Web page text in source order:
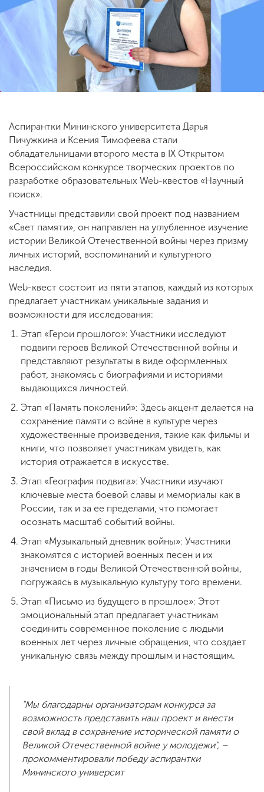
SPN CHI
Аспирантки Мининского университета Дарья
Пичужкина и Ксения Тимофеева стали
обладательницами второго места в IX Открытом
Всероссийском конкурсе творческих проектов по
разработке образовательных Web-квестов «Научный
поиск».
Участницы представили свой проект под названием
«Свет памяти», он направлен на углубленное изучение
истории Великой Отечественной войны через призму
личных историй, воспоминаний и культурного
наследия.
Web-квест состоит из пяти этапов, каждый из которых
предлагает участникам уникальные задания и
возможности для исследования:
Этап «Герои прошлого»: Участники исследуют
подвиги героев Великой Отечественной войны и
представляют результаты в виде оформленных
работ, знакомясь с биографиями и историями
выдающихся личностей.
Этап «Память поколений»: Здесь акцент делается на
сохранение памяти о войне в культуре через
художественные произведения, такие как фильмы и
книги, что позволяет участникам увидеть, как
история отражается в искусстве.
Этап «География подвига»: Участники изучают
ключевые места боевой славы и мемориалы как в
России, так и за ее пределами, что помогает
осознать масштаб событий войны.
Этап «Музыкальный дневник войны»: Участники
знакомятся с историей военных песен и их
значением в годы Великой Отечественной войны,
погружаясь в музыкальную культуру того времени.
Этап «Письмо из будущего в прошлое»: Этот
эмоциональный этап предлагает участникам
соединить современное поколение с людьми
военных лет через личные обращения, что создает
уникальную связь между прошлым и настоящим.
"Мы благодарны организаторам конкурса за
возможность представить наш проект и внести
свой вклад в сохранение исторической памяти о
Великой Отечественной войне у молодежи", –
прокомментировали победу аспирантки
Мининского университ